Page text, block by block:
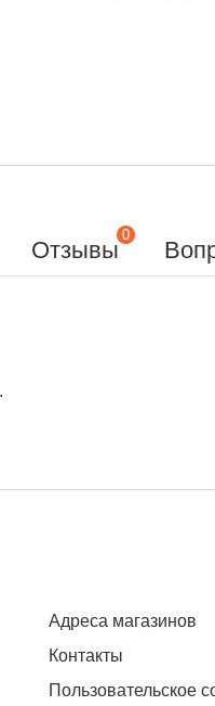
Отзывы
0
Адреса магазинов
Контакты
Пользовательское